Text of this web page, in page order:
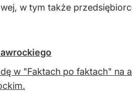
w tym także
w "Faktach po faktach" na